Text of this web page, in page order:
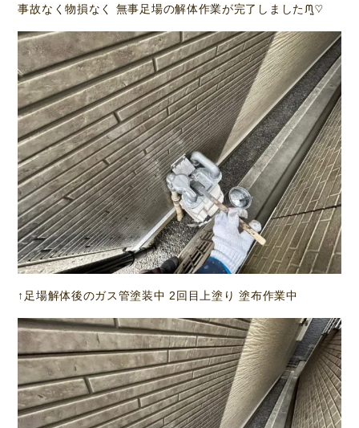
事故なく物損なく 無事足場の解体作業が完了しましたᙏ̤̫♡
↑足場解体後のガス管塗装中 2回目上塗り 塗布作業中